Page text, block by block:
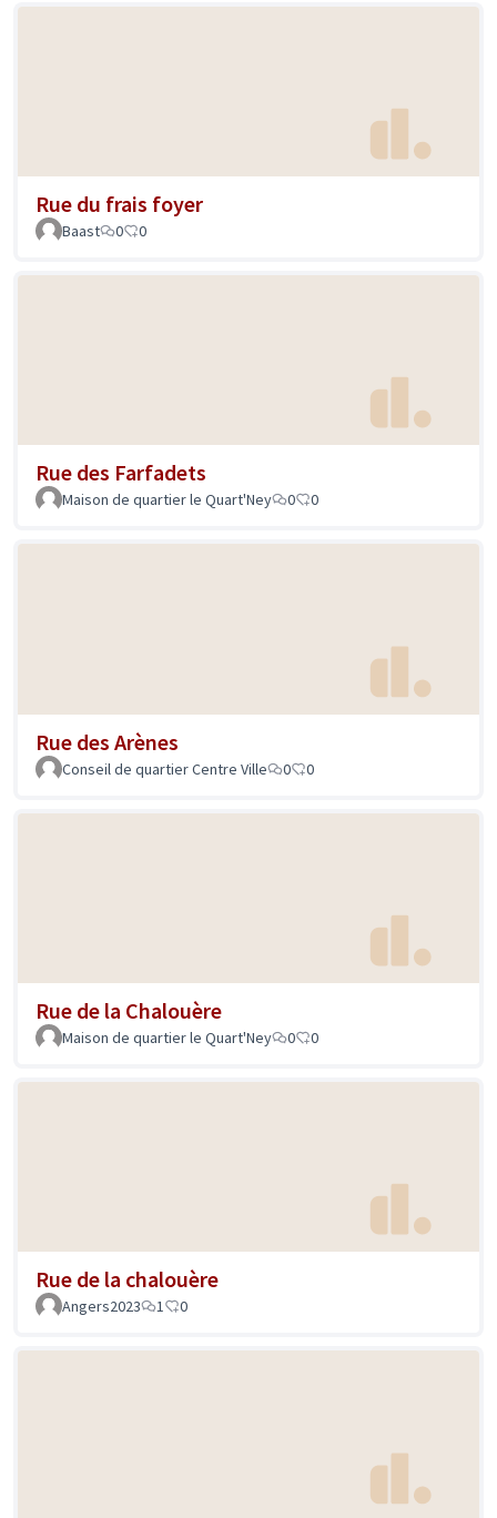
Rue du frais foyer
Baast 0 0
Rue des Farfadets
Maison de quartier le Quart'Ney 0 0
Rue des Arènes
Conseil de quartier Centre Ville 0 0
Rue de la Chalouère
Maison de quartier le Quart'Ney 0 0
Rue de la chalouère
Angers2023 1 0